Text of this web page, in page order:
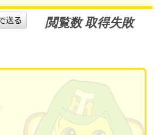
閲覧数 取得失敗